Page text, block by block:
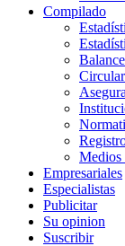
Compilado
Medios
Empresariales
Especialistas
Publicitar
Su opinion
Suscribir